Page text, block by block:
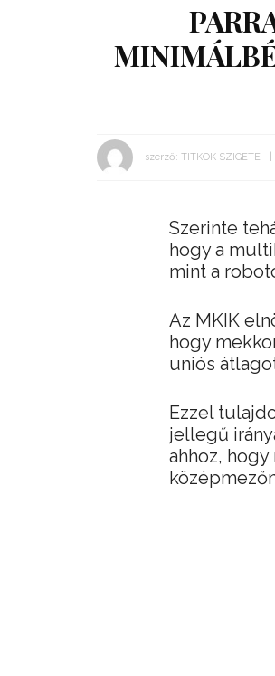
szerző: TITKOK SZIGETE
Szerinte
hogy a
mint a
Az MKIK
hogy
uniós
Ezzel
jellegű
ahhoz,